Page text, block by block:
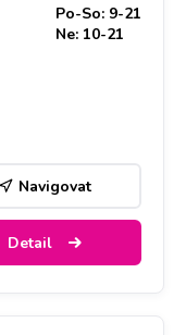
Po-So: 9-21
Ne: 10-21
Navigovat
Detail